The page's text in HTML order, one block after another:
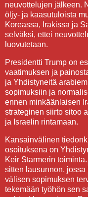
neuvottelujen jälkeen.
öljy- ja kaasutuloista
Koreassa, Irakissa ja
selväksi, ettei
luovutetaan.
Presidentti Trump on
vaatimuksen ja
ja Yhdistyneitä
sopimuksiin ja
ennen minkäänlaisen
strateginen siirto sitoo
ja Israelin rintamaan.
Kansainvälinen
osoituksena on
Keir Starmerin
sitten lausunnon,
välisen sopimuksen
tekemään työhön sen